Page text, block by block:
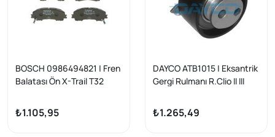
BOSCH 0986494821 | Fren
Balatası Ön X-Trail T32
₺1.105,95
DAYCO ATB1015 | Eksantrik
Gergi Rulmanı R.Clio II III
D.Duster Logan Sandero
1.5 DCI K9k
₺1.265,49